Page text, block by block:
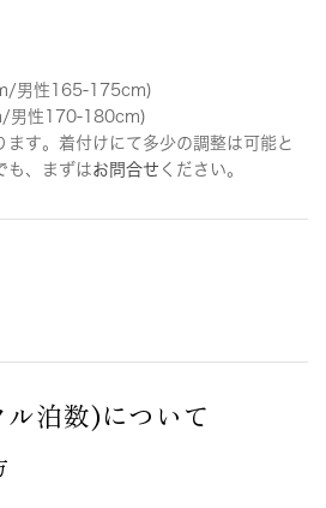
男性165-175cm)
男性170-180cm)
す。着付けにて多少の調整は可能と
も、まずはお問合せ ください。
泊数)について